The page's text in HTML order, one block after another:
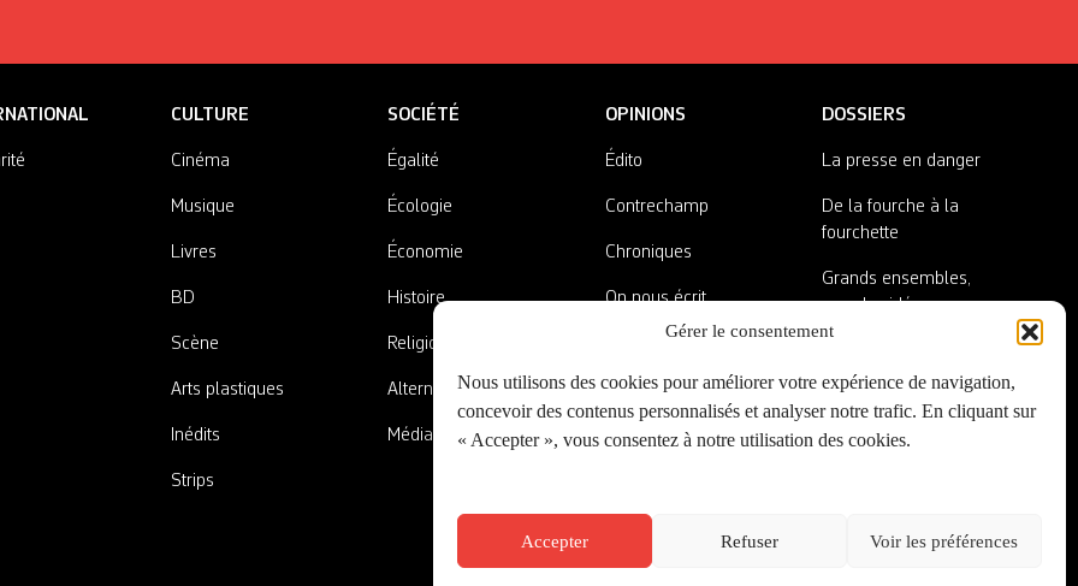
Gérer le consentement
Nous utilisons des cookies pour améliorer votre expérience de navigation,
concevoir des contenus personnalisés et analyser notre trafic. En cliquant sur
« Accepter », vous consentez à notre utilisation des cookies.
Accepter Refuser Voir les préférences
CULTURE
Cinéma
Musique
Livres
BD
Scène
Arts plastiques
Inédits
Strips
SOCIÉTÉ
Égalité
Écologie
Économie
Histoire
Religions
Alternatives
Médias
OPINIONS
Édito
Contrechamp
Chroniques
On nous écrit
A côté de la plaque
DOSSIERS
La presse en danger
De la fourche à la
fourchette
Grands ensembles,
grandes idées